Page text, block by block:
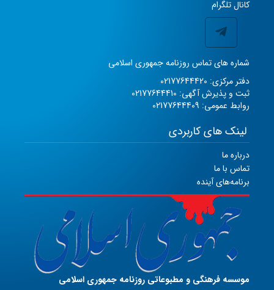
کانال تلگرام
شماره های تماس روزنامه جمهوری اسلامی
دفتر مرکزی: 02177644420
ثبت و پذیرش آگهی: 02177644410
روابط عمومی: 02177644409
لینک های کاربردی
درباره ما
تماس با ما
برنامه‌های آینده
موسسه فرهنگی و مطبوعاتی روزنامه جمهوری اسلامی